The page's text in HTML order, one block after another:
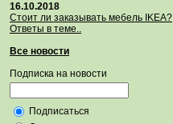
16.10.2018
Стoит ли заказывать мебель IKEA?
Ответы в теме..
Все новости
Подписка на новости
Подписаться